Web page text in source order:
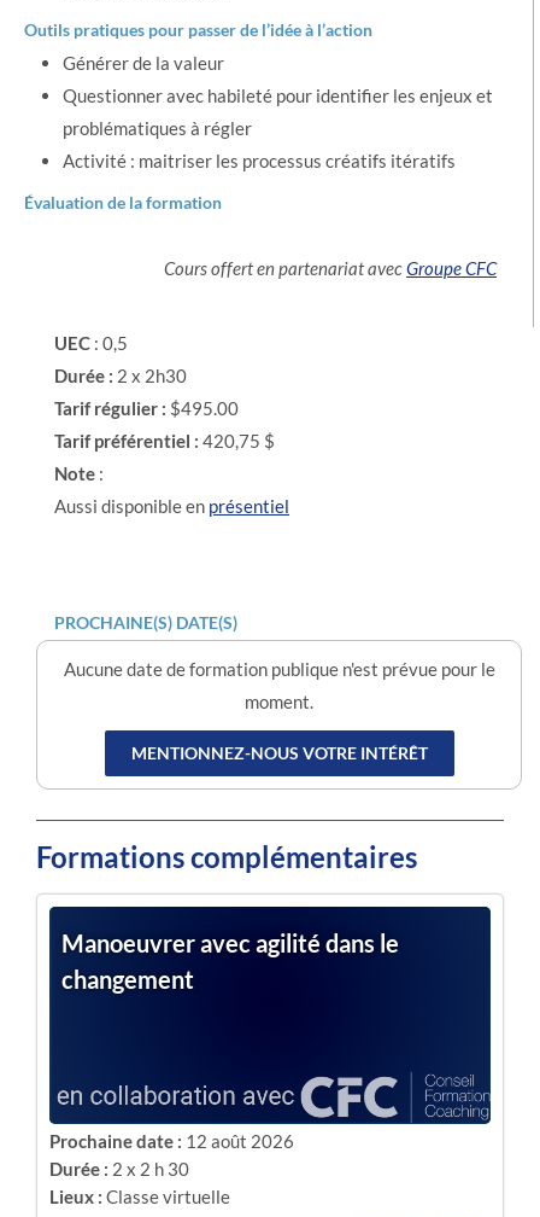
Outils pratiques pour passer de l’idée à l’action
Générer de la valeur
Questionner avec habileté pour identifier les enjeux et
problématiques à régler
Activité : maitriser les processus créatifs itératifs
Évaluation de la formation
Cours offert en partenariat avecGroupe CFC
UEC : 0,5
Durée : 2 x 2h30
Tarif régulier : $495.00
Tarif préférentiel : 420,75 $
Note :
Aussi disponible en présentiel
PROCHAINE(S) DATE(S)
Aucune date de formation publique n'est prévue pour le
moment.
MENTIONNEZ-NOUS VOTRE INTÉRÊT
Formations complémentaires
Manoeuvrer avec agilité dans le
changement
Prochaine date : 12 août 2026
Durée : 2 x 2 h 30
Lieux : Classe virtuelle